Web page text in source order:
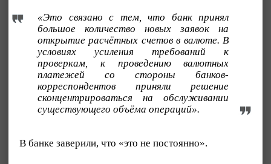
«Это связано с тем, что банк принял
большое количество новых заявок на
открытие расчётных счетов в валюте. В
условиях усиления требований к
проверкам, к проведению валютных
платежей со стороны банков-
корреспондентов приняли решение
сконцентрироваться на обслуживании
существующего объёма операций».
В банке заверили, что «это не постоянно».